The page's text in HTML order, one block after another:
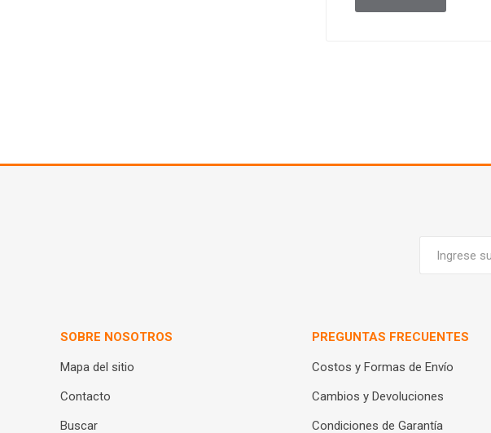
SOBRE NOSOTROS
Mapa del sitio
Contacto
Buscar
PREGUNTAS FRECUENTES
Costos y Formas de Envío
Cambios y Devoluciones
Condiciones de Garantía